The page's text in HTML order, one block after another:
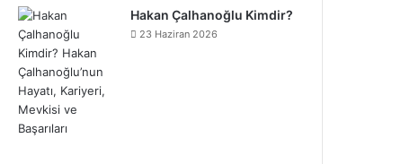
Hakan Çalhanoğlu Kimdir?
23 Haziran 2026